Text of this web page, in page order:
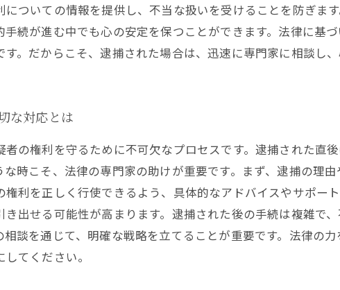
ついての情報を提供し、不当な扱いを受けることを防ぎま
続が進む中でも心の安定を保つことができます。法律に基
。だからこそ、逮捕された場合は、迅速に専門家に相談し
な対応とは
の権利を守るために不可欠なプロセスです。逮捕された直
な時こそ、法律の専門家の助けが重要です。まず、逮捕の理
利を正しく行使できるよう、具体的なアドバイスやサポー
出せる可能性が高まります。逮捕された後の手続は複雑で
談を通じて、明確な戦略を立てることが重要です。法律の
てください。